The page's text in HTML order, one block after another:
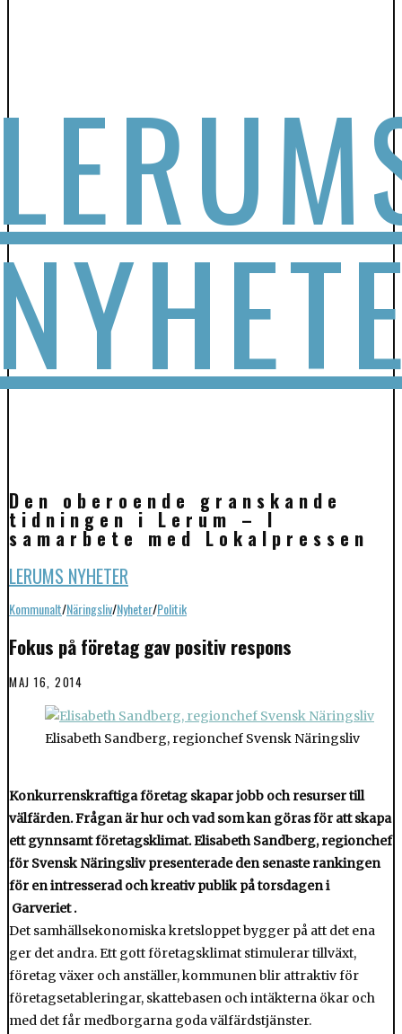
Den oberoende granskande
tidningen i Lerum – I
samarbete med Lokalpressen
LERUMS NYHETER
Kommunalt/Näringsliv/Nyheter/Politik
Fokus på företag gav positiv respons
MAJ 16, 2014
Elisabeth Sandberg, regionchef Svensk Näringsliv
Konkurrenskraftiga företag skapar jobb och resurser till
välfärden. Frågan är hur och vad som kan göras för att skapa
ett gynnsamt företagsklimat. Elisabeth Sandberg, regionchef
för Svensk Näringsliv presenterade den senaste rankingen
för en intresserad och kreativ publik på torsdagen i
Garveriet .
Det samhällsekonomiska kretsloppet bygger på att det ena
ger det andra. Ett gott företagsklimat stimulerar tillväxt,
företag växer och anställer, kommunen blir attraktiv för
företagsetableringar, skattebasen och intäkterna ökar och
med det får medborgarna goda välfärdstjänster.